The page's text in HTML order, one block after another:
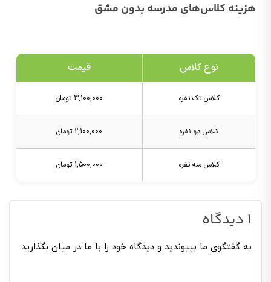
هزینه کلاس‌های مدرسه بدون مشق
نوع کلاس قیمت
کلاس تک نفره 3,100,000 تومان
کلاس دو نفره 2,100,000 تومان
کلاس سه نفره 1,500,000 تومان
1 دیدگاه
به گفتگوی ما بپیوندید و دیدگاه خود را با ما در میان بگذارید.